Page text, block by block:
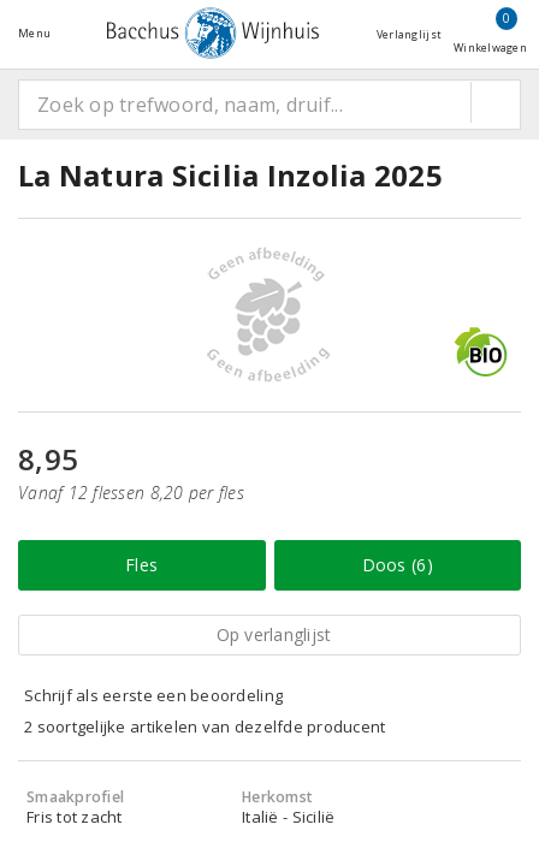
Menu Verlanglijst
0
Winkelwagen
La Natura Sicilia Inzolia 2025
8,95
Vanaf 12 flessen 8,20 per fles
Fles Doos (6)
Op verlanglijst
Schrijf als eerste een beoordeling
2 soortgelijke artikelen van dezelfde producent
Smaakprofiel
Fris tot zacht
Herkomst
Italië - Sicilië